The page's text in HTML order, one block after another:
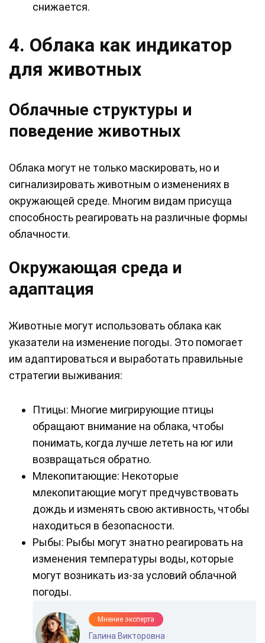
снижается.
4. Облака как индикатор
для животных
Облачные структуры и
поведение животных
Облака могут не только маскировать, но и
сигнализировать животным о изменениях в
окружающей среде. Многим видам присуща
способность реагировать на различные формы
облачности.
Окружающая среда и
адаптация
Животные могут использовать облака как
указатели на изменение погоды. Это помогает
им адаптироваться и выработать правильные
стратегии выживания:
Птицы: Многие мигрирующие птицы
обращают внимание на облака, чтобы
понимать, когда лучше лететь на юг или
возвращаться обратно.
Млекопитающие: Некоторые
млекопитающие могут предчувствовать
дождь и изменять свою активность, чтобы
находиться в безопасности.
Рыбы: Рыбы могут знатно реагировать на
изменения температуры воды, которые
могут возникать из-за условий облачной
погоды.
Мнение эксперта
Галина Викторовна